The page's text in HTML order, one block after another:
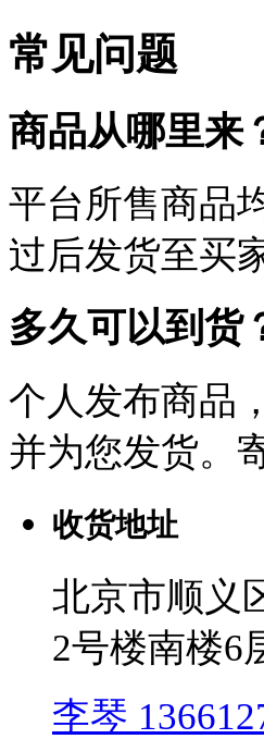
常见问题
商品从哪里来
平台所售商品
过后发货至买
多久可以到货
个人发布商品
并为您发货。
收货地址
北京市顺义
2号楼南楼6
李琴